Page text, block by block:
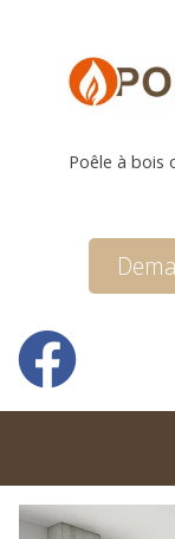
Poêle à bois